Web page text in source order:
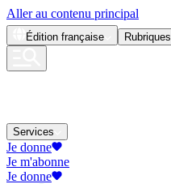
Aller au contenu principal
Édition française Rubriques
Services
Je donne
Je m'abonne
Je donne